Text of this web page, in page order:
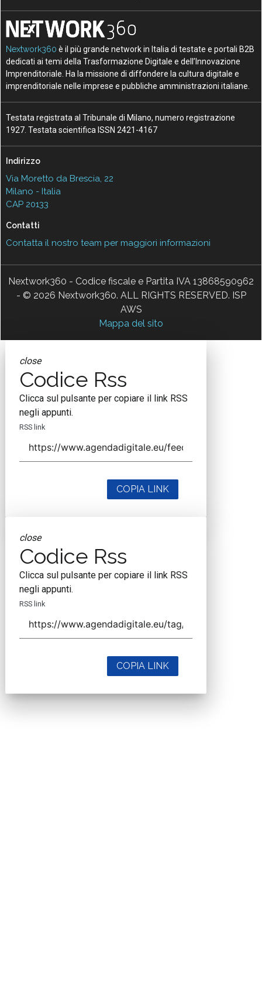
Nextwork360 è il più grande network in Italia di testate e portali B2B
dedicati ai temi della Trasformazione Digitale e dell’Innovazione
Imprenditoriale. Ha la missione di diffondere la cultura digitale e
imprenditoriale nelle imprese e pubbliche amministrazioni italiane.
Testata registrata al Tribunale di Milano, numero registrazione
1927. Testata scientifica ISSN 2421-4167
Indirizzo
Via Moretto da Brescia, 22
Milano - Italia
CAP 20133
Contatti
Contatta il nostro team per maggiori informazioni
Nextwork360 - Codice fiscale e Partita IVA 13868590962
- © 2026 Nextwork360. ALL RIGHTS RESERVED. ISP
AWS
Mappa del sito
close
Codice Rss
Clicca sul pulsante per copiare il link RSS
negli appunti.
RSS link
COPIA LINK
close
Codice Rss
Clicca sul pulsante per copiare il link RSS
negli appunti.
RSS link
COPIA LINK